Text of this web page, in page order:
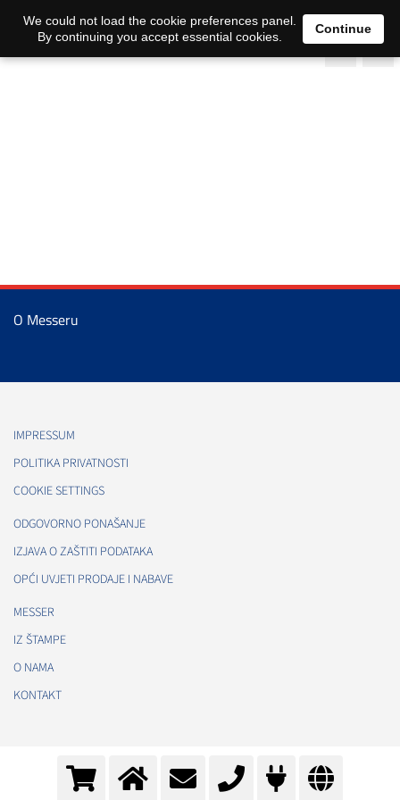
O Messeru
IMPRESSUM
POLITIKA PRIVATNOSTI
COOKIE SETTINGS
ODGOVORNO PONAŠANJE
IZJAVA O ZAŠTITI PODATAKA
OPĆI UVJETI PRODAJE I NABAVE
MESSER
IZ ŠTAMPE
O NAMA
KONTAKT
We could not load the cookie preferences panel.
By continuing you accept essential cookies.
Continue